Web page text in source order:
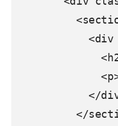
          <section>
            <div class="box">
              <h2>タイトル1</h2>
              <p>タイトル1の内容</p>
            </div>
          </section>